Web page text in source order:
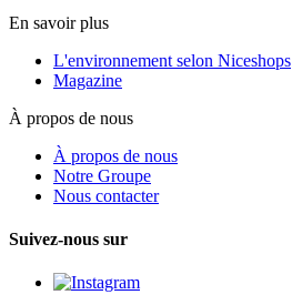
En savoir plus
L'environnement selon Niceshops
Magazine
À propos de nous
À propos de nous
Notre Groupe
Nous contacter
Suivez-nous sur